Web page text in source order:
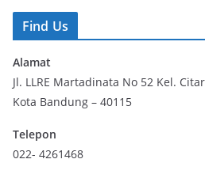
Find Us
Alamat
Jl. LLRE Martadinata No 52 Kel.
Kota Bandung – 40115
Telepon
022- 4261468